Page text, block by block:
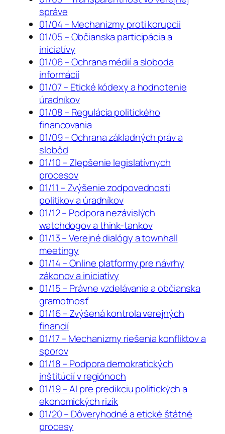
správe
01/04 – Mechanizmy proti korupcii
01/05 – Občianska participácia a
iniciatívy
01/06 – Ochrana médií a sloboda
informácií
01/07 – Etické kódexy a hodnotenie
úradníkov
01/08 – Regulácia politického
financovania
01/09 – Ochrana základných práv a
slobôd
01/10 – Zlepšenie legislatívnych
procesov
01/11 – Zvýšenie zodpovednosti
politikov a úradníkov
01/12 – Podpora nezávislých
watchdogov a think-tankov
01/13 – Verejné dialógy a townhall
meetingy
01/14 – Online platformy pre návrhy
zákonov a iniciatívy
01/15 – Právne vzdelávanie a občianska
gramotnosť
01/16 – Zvýšená kontrola verejných
financií
01/17 – Mechanizmy riešenia konfliktov a
sporov
01/18 – Podpora demokratických
inštitúcií v regiónoch
01/19 – AI pre predikciu politických a
ekonomických rizík
01/20 – Dôveryhodné a etické štátné
procesy